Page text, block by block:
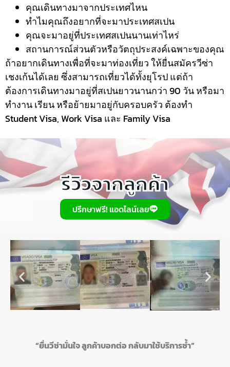
คุณเดินทางมาจากประเทศไหน
ทำไมคุณถึงอยากที่จะมาประเทศสเปน
คุณจะมาอยู่ที่ประเทศสเปนนานเท่าไหร่
สถานการณ์ส่วนตัวหรือวัตถุประสงค์เฉพาะของคุณ
ถ้าอยากเดินทางเพื่อที่จะมาท่องเที่ยว ให้ยื่นสมัครวีซ่า
เชงเก้นได้เลย ซึ่งสามารถเที่ยวได้ทั้งยุโรป แต่ถ้า
ต้องการเดินทางมาอยู่ที่สเปนยาวนานกว่า 90 วัน หรือมา
ทำงาน เรียน หรือย้ายมาอยู่กับครอบครัว ต้องทำ
Student Visa, Work Visa และ Family Visa
รีวิวจากลูกค้า
ปรึกษาฟรี! แอดไลน์เลย
“ยื่นวีซ่ามั่นใจ ลูกค้าบอกต่อ กลับมาใช้บริการซ้ำ”